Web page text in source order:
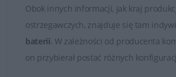
zapytania odpowiadamy rzetelnie i bez
Satysfakcja z zakupu jest dla nas
Dobór baterii do laptopów DELL
Obok innych informacji, jak kraj
ostrzegawczych, znajduje się tam
baterii. W zależności od producenta
on przybierał postać różnych